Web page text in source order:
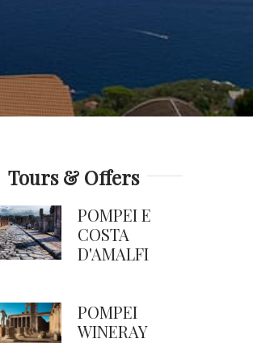
Tours & Offers
POMPEI E
COSTA
D'AMALFI
POMPEI
WINERAY